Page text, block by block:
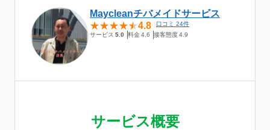
Maycleanチバメイドサービス
4.8
口コミ 24件
サービス 5.0 料金4.6 接客態度4.9
サービス概要